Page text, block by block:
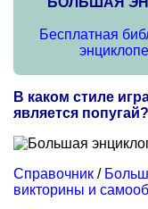
Бесплатная
В каком стиле
является
Справочник /
викторины и